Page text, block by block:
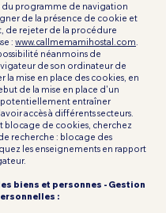
du programme de navigation
de la présence de cookie et
de rejeter de la procédure
: www.callmemamihostal.com.
néanmoins de
de son ordinateur de
la mise en place des cookies, en
de la mise en place d'un
entraîner
accès à différents secteurs.
blocage de cookies, cherchez
recherche : blocage des
les enseignements en rapport
biens et personnes - Gestion
: